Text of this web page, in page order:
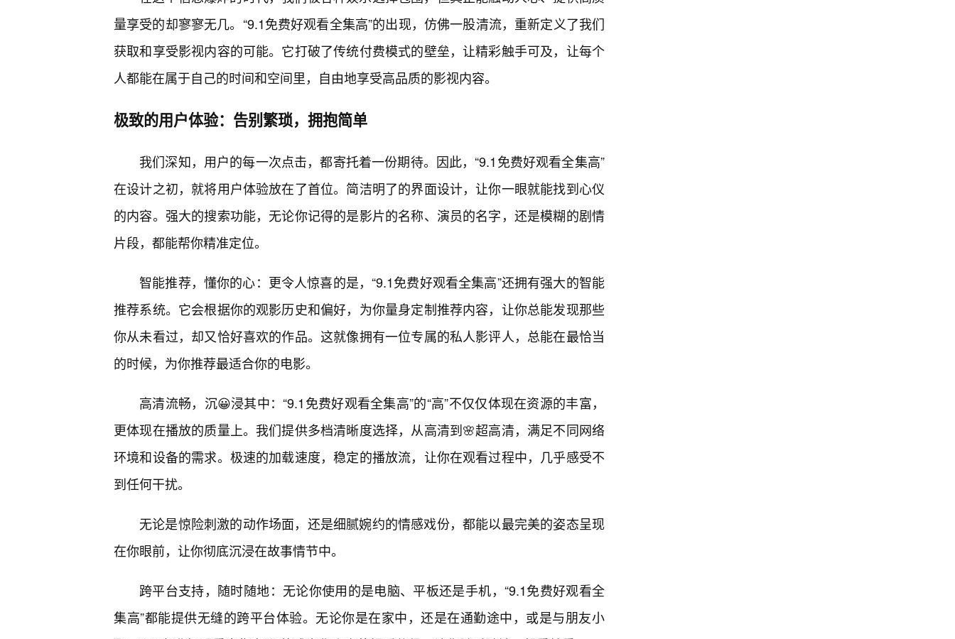
量享受的却寥寥无几。“9.1免费好观看全集高”的出现，仿佛一股清流，重新定义了我们
获取和享受影视内容的可能。它打破了传统付费模式的壁垒，让精彩触手可及，让每个
人都能在属于自己的时间和空间里，自由地享受高品质的影视内容。
极致的用户体验：告别繁琐，拥抱简单
我们深知，用户的每一次点击，都寄托着一份期待。因此，“9.1免费好观看全集高”
在设计之初，就将用户体验放在了首位。简洁明了的界面设计，让你一眼就能找到心仪
的内容。强大的搜索功能，无论你记得的是影片的名称、演员的名字，还是模糊的剧情
片段，都能帮你精准定位。
智能推荐，懂你的心：更令人惊喜的是，“9.1免费好观看全集高”还拥有强大的智能
推荐系统。它会根据你的观影历史和偏好，为你量身定制推荐内容，让你总能发现那些
你从未看过，却又恰好喜欢的作品。这就像拥有一位专属的私人影评人，总能在最恰当
的时候，为你推荐最适合你的电影。
高清流畅，沉😀浸其中：“9.1免费好观看全集高”的“高”不仅仅体现在资源的丰富，
更体现在播放的质量上。我们提供多档清晰度选择，从高清到🌸超高清，满足不同网络
环境和设备的需求。极速的加载速度，稳定的播放流，让你在观看过程中，几乎感受不
到任何干扰。
无论是惊险刺激的动作场面，还是细腻婉约的情感戏份，都能以最完美的姿态呈现
在你眼前，让你彻底沉浸在故事情节中。
跨平台支持，随时随地：无论你使用的是电脑、平板还是手机，“9.1免费好观看全
集高”都能提供无缝的跨平台体验。无论你是在家中，还是在通勤途中，或是与朋友小